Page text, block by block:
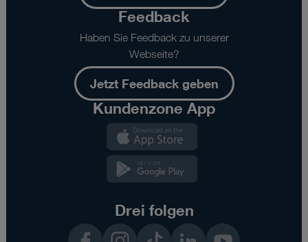
Feedback
Haben Sie Feedback zu unserer
Webseite?
Jetzt Feedback geben
Kundenzone App
Drei folgen
InstagramTikTok LinkedInYouTube